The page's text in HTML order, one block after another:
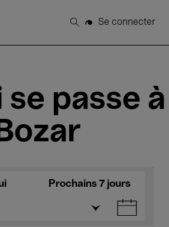
Rechercher
Se connecter
se passe à
Bozar
Prochains 7 jours